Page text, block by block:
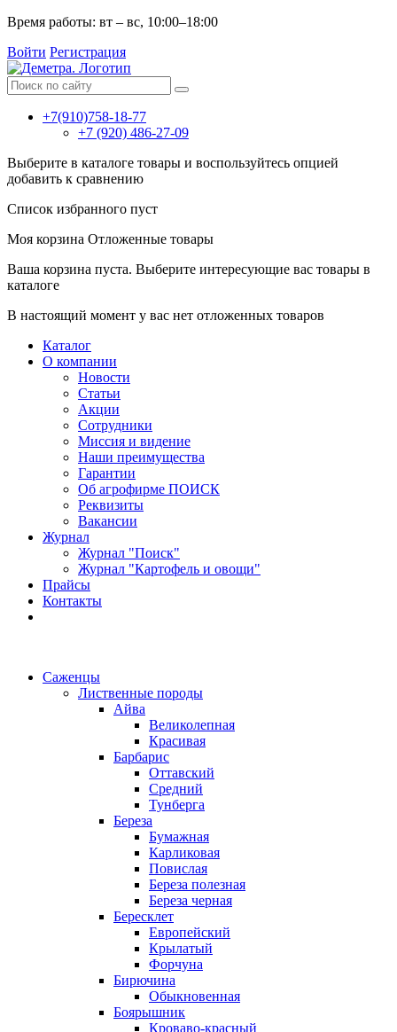
Время работы: вт – вс, 10:00–18:00
Войти Регистрация
+7(910)758-18-77
+7 (920) 486-27-09
Выберите в каталоге товары и воспользуйтесь опцией
добавить к сравнению
Список избранного пуст
Моя корзина Отложенные товары
Ваша корзина пуста. Выберите интересующие вас товары в
каталоге
В настоящий момент у вас нет отложенных товаров
Каталог
О компании
Новости
Статьи
Акции
Сотрудники
Миссия и видение
Наши преимущества
Гарантии
Об агрофирме ПОИСК
Реквизиты
Вакансии
Журнал
Журнал "Поиск"
Журнал "Картофель и овощи"
Прайсы
Контакты
Саженцы
Лиственные породы
Айва
Великолепная
Красивая
Барбарис
Оттавский
Средний
Тунберга
Береза
Бумажная
Карликовая
Повислая
Береза полезная
Береза черная
Бересклет
Европейский
Крылатый
Форчуна
Бирючина
Обыкновенная
Боярышник
Кроваво-красный